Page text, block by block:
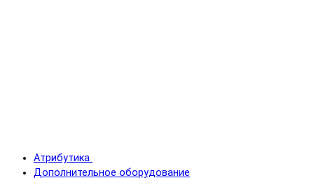
Атрибутика
Дополнительное оборудование